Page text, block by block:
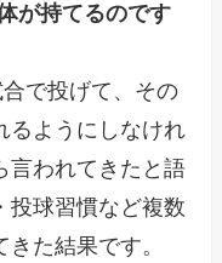
が持てるのです
で投げて、その
るようにしなけれ
言われてきたと語
投球習慣など複数
た結果です。